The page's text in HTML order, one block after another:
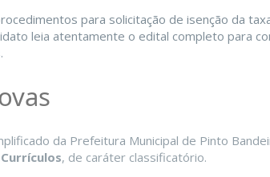
para solicitação de isenção da
leia atentamente o edital completo para
da Prefeitura Municipal de Pinto
, de caráter classificatório.